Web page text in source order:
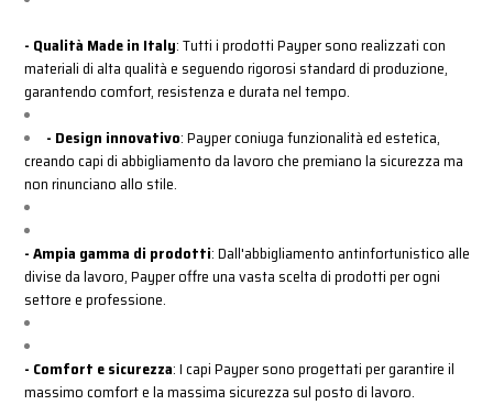
- Qualità Made in Italy: Tutti i prodotti Payper sono realizzati con
materiali di alta qualità e seguendo rigorosi standard di produzione,
garantendo comfort, resistenza e durata nel tempo.
- Design innovativo: Payper coniuga funzionalità ed estetica,
creando capi di abbigliamento da lavoro che premiano la sicurezza ma
non rinunciano allo stile.
- Ampia gamma di prodotti: Dall'abbigliamento antinfortunistico alle
divise da lavoro, Payper offre una vasta scelta di prodotti per ogni
settore e professione.
- Comfort e sicurezza: I capi Payper sono progettati per garantire il
massimo comfort e la massima sicurezza sul posto di lavoro.